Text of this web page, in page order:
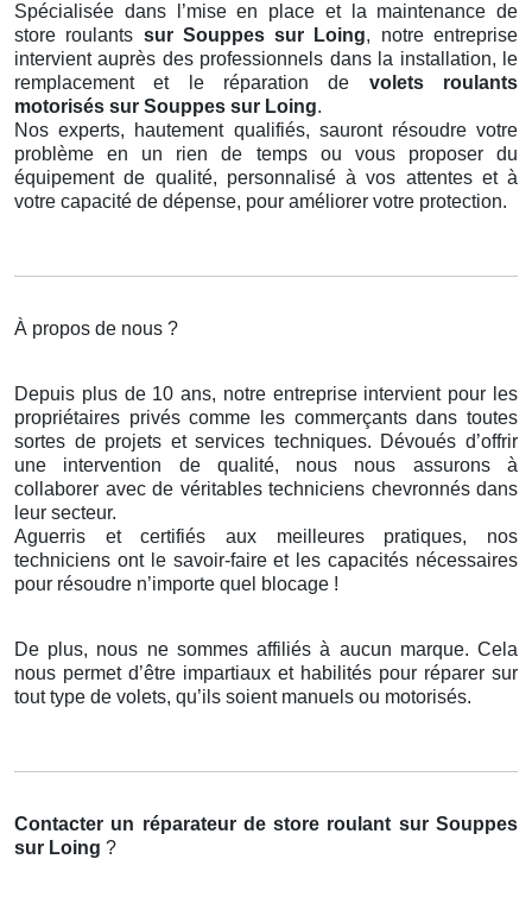
Spécialisée dans l’mise en place et la maintenance de
store roulants sur Souppes sur Loing, notre entreprise
intervient auprès des professionnels dans la installation, le
remplacement et le réparation de volets roulants
motorisés sur Souppes sur Loing.
Nos experts, hautement qualifiés, sauront résoudre votre
problème en un rien de temps ou vous proposer du
équipement de qualité, personnalisé à vos attentes et à
votre capacité de dépense, pour améliorer votre protection.
À propos de nous ?
Depuis plus de 10 ans, notre entreprise intervient pour les
propriétaires privés comme les commerçants dans toutes
sortes de projets et services techniques. Dévoués d’offrir
une intervention de qualité, nous nous assurons à
collaborer avec de véritables techniciens chevronnés dans
leur secteur.
Aguerris et certifiés aux meilleures pratiques, nos
techniciens ont le savoir-faire et les capacités nécessaires
pour résoudre n’importe quel blocage !
De plus, nous ne sommes affiliés à aucun marque. Cela
nous permet d’être impartiaux et habilités pour réparer sur
tout type de volets, qu’ils soient manuels ou motorisés.
Contacter un réparateur de store roulant sur Souppes
sur Loing ?